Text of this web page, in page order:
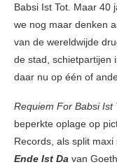
Babsi Ist Tot. Maar 40
we nog maar denken
van de wereldwijde
de stad, schietpartijen
daar nu op één of
Requiem For Babsi Ist
beperkte oplage op
Records, als split
Ende Ist Da van